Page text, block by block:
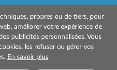
par Prenotazioni24 s.r.l.
propres ou de tiers, pour
améliorer votre expérience de
publicités personnalisées. Vous
les refuser ou gérer vos
En savoir plus